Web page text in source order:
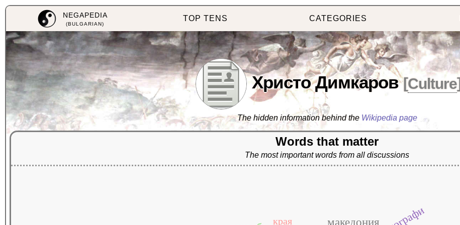
NEGAPEDIA
(BULGARIAN)
TOP TENS CATEGORIES
Христо Димкаров [Culture]
The hidden information behind the Wikipedia page
Words that matter
The most important words from all discussions
македония
края